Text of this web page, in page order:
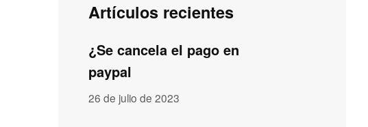
Artículos recientes
¿Se cancela el pago en
paypal
26 de julio de 2023